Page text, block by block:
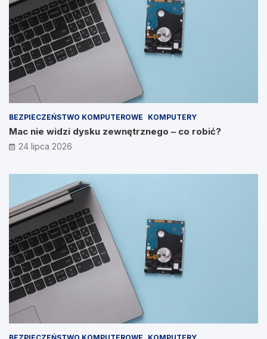
BEZPIECZEŃSTWO KOMPUTEROWE KOMPUTERY
Mac nie widzi dysku zewnętrznego – co robić?
24 lipca 2026